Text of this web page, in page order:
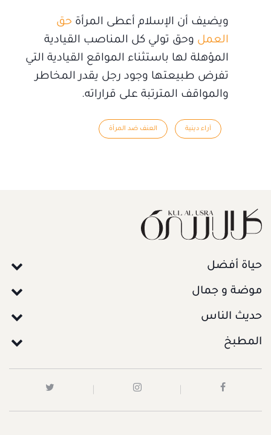
ويضيف أن الإسلام أعطى المرأة حق
العمل وحق تولي كل المناصب القيادية
المؤهلة لها باستثناء المواقع القيادية التي
تفرض طبيعتها وجود رجل يقدر المخاطر
والمواقف المترتبة على قراراته.
آراء دينية العنف ضد المرأة
حياة أفضل
موضة و جمال
حديث الناس
المطبخ